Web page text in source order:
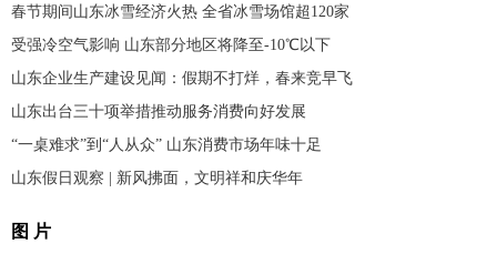
春节期间山东冰雪经济火热 全省冰雪场馆超120家
受强冷空气影响 山东部分地区将降至-10℃以下
山东企业生产建设见闻：假期不打烊，春来竞早飞
山东出台三十项举措推动服务消费向好发展
“一桌难求”到“人从众” 山东消费市场年味十足
山东假日观察 | 新风拂面，文明祥和庆华年
图 片